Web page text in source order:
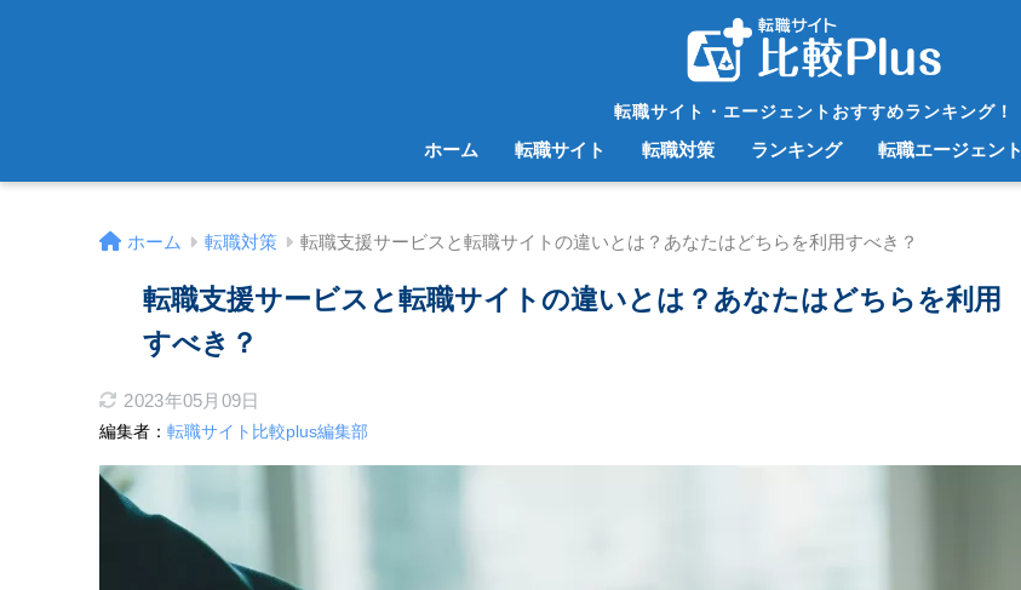
転職サイト・エージェントおすすめランキング！
ホーム 転職サイト 転職対策 ランキング 転職エージェント
ホーム 転職対策 転職支援サービスと転職サイトの違いとは？あなたはどちらを利用すべき？
転職支援サービスと転職サイトの違いとは？あなたはどちらを利用
すべき？
2023年05月09日
編集者： 転職サイト比較plus編集部